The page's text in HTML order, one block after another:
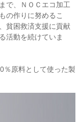
で、ＮＯＣエコ加工
の作りに努めるこ
貧困救済支援に貢献
活動を続けていま
％原料として使った製